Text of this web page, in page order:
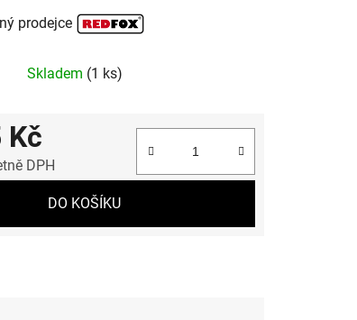
prodejce
Skladem (1 ks)
Kč
DPH
DO KOŠÍKU